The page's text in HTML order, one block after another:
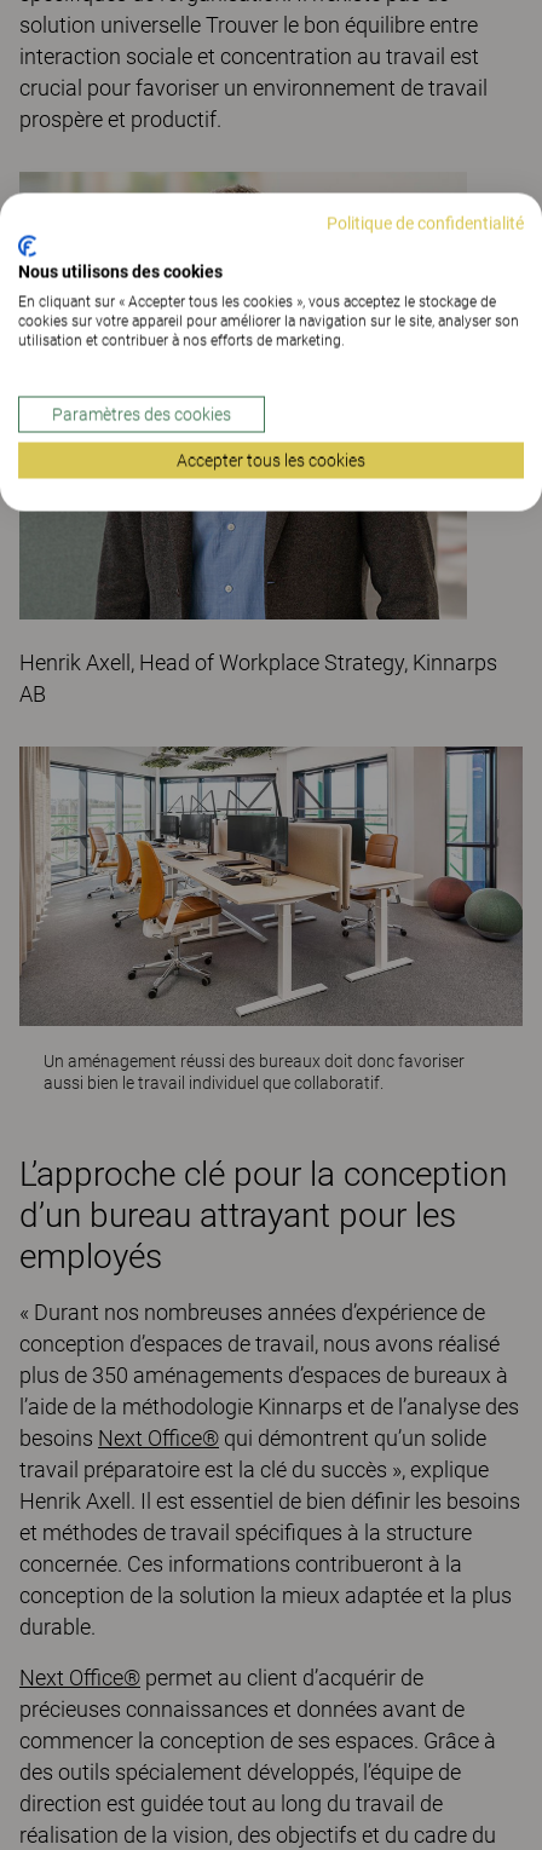
solution universelle Trouver le bon équilibre entre
interaction sociale et concentration au travail est
crucial pour favoriser un environnement de travail
prospère et productif.
Henrik Axell, Head of Workplace Strategy, Kinnarps
AB
Un aménagement réussi des bureaux doit donc favoriser
aussi bien le travail individuel que collaboratif.
L’approche clé pour la conception
d’un bureau attrayant pour les
employés
« Durant nos nombreuses années d’expérience de
conception d’espaces de travail, nous avons réalisé
plus de 350 aménagements d’espaces de bureaux à
l’aide de la méthodologie Kinnarps et de l’analyse des
besoins Next Office® qui démontrent qu’un solide
travail préparatoire est la clé du succès », explique
Henrik Axell. Il est essentiel de bien définir les besoins
et méthodes de travail spécifiques à la structure
concernée. Ces informations contribueront à la
conception de la solution la mieux adaptée et la plus
durable.
Next Office® permet au client d’acquérir de
précieuses connaissances et données avant de
commencer la conception de ses espaces. Grâce à
des outils spécialement développés, l’équipe de
direction est guidée tout au long du travail de
réalisation de la vision, des objectifs et du cadre du
Politique de confidentialité
Nous utilisons des cookies
En cliquant sur « Accepter tous les cookies », vous acceptez le stockage de
cookies sur votre appareil pour améliorer la navigation sur le site, analyser son
utilisation et contribuer à nos efforts de marketing.
Paramètres des cookies
Accepter tous les cookies